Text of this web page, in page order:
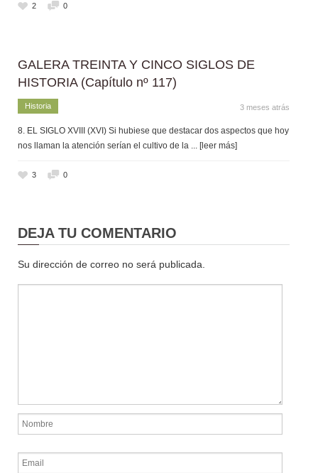
2 0
GALERA TREINTA Y CINCO SIGLOS DE
HISTORIA (Capítulo nº 117)
Historia 3 meses atrás
8. EL SIGLO XVIII (XVI) Si hubiese que destacar dos aspectos que hoy
nos llaman la atención serían el cultivo de la ... [leer más]
3 0
DEJA TU COMENTARIO
Su dirección de correo no será publicada.